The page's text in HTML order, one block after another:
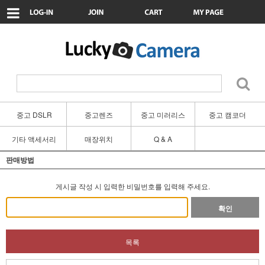
중고 DSLR 중고렌즈 중고 미러리스 중고 캠코더
기타 액세서리 매장위치 Q & A
판매방법
게시글 작성 시 입력한 비밀번호를 입력해 주세요.
확인
목록